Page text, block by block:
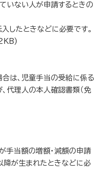
いない人が申請するときの
したときなどに必要です。
は、児童手当の受給に係る
代理人の本人確認書類（免
手当額の増額・減額の申請
降が生まれたときなどに必